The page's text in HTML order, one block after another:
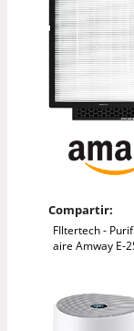
Compartir:
FIltertech -
aire Amway E-